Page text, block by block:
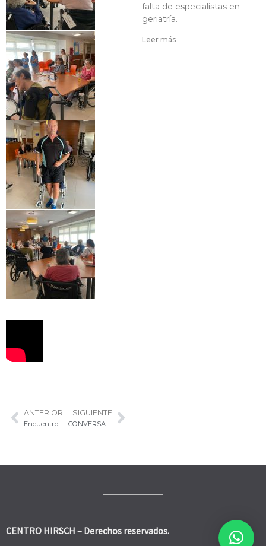
ANTERIOR SIGUIENTE
CONVERSATORIO: Nora Kollman
falta de especialistas en
geriatría.
Leer más
CENTRO HIRSCH – Derechos reservados.